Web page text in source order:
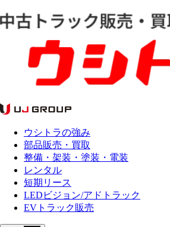
ウシトラの強み
部品販売・買取
整備・架装・塗装・電装
レンタル
短期リース
LEDビジョン/アドトラック
EVトラック販売